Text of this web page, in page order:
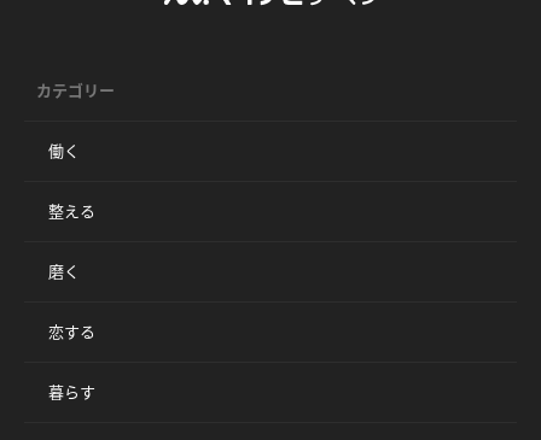
カテゴリー
働く
整える
磨く
恋する
暮らす